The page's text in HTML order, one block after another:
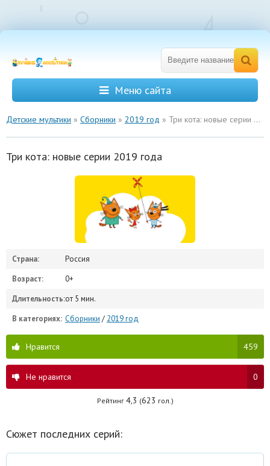
Меню сайта
Детские мультики » Сборники » 2019 год » Три кота: новые серии 2019 года
Три кота: новые серии 2019 года
Страна:
Россия
Возраст:
0+
Длительность:от 5 мин.
В категориях: Сборники / 2019 год
Нравится 459
Не нравится 0
Рейтинг 4,3 (623 гол.)
Сюжет последних серий: